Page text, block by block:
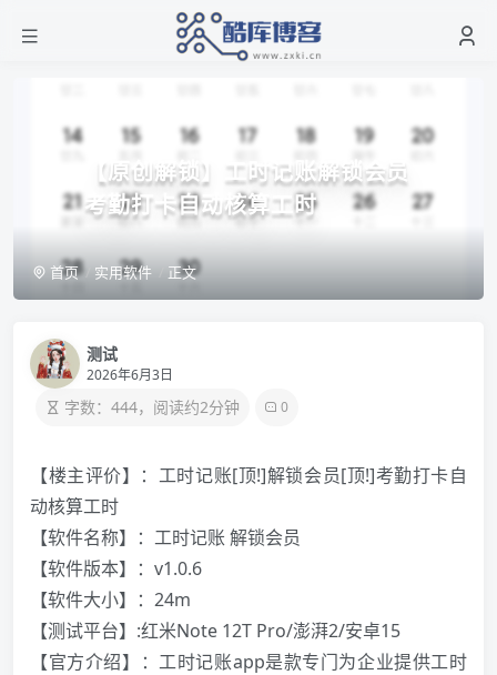
【原创解锁】工时记账解锁会员
考勤打卡自动核算工时
首页 实用软件 正文
测试
2026年6月3日
字数：444，阅读约2分钟 0
【楼主评价】：工时记账[顶!]解锁会员[顶!]考勤打卡自
动核算工时
【软件名称】：工时记账 解锁会员
【软件版本】：v1.0.6
【软件大小】：24m
【测试平台】:红米Note 12T Pro/澎湃2/安卓15
【官方介绍】：工时记账app是款专门为企业提供工时